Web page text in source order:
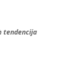
tendencija